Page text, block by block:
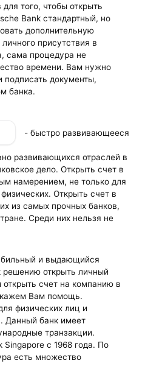
того, чтобы открыть
Bank стандартный, но
дополнительную
присутствия в
сама процедура не
времени. Вам нужно
подписать документы,
банка.
- быстро развивающееся
развивающихся отраслей в
дело. Открыть счет в
намерением, не только для
Открыть счет в
из самых прочных банков,
Среди них нельзя не
и выдающийся
решению открыть личный
открыть счет на компанию в
Вам помощь.
физических лиц и
Данный банк имеет
транзакции.
Singapore с 1968 года. По
есть множество